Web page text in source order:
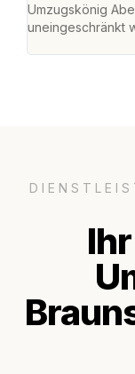
Umzugskönig
uneingeschränkt